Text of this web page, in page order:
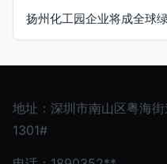
扬州化工园企业将成全球
地址：深圳市南山区粤海
1301#